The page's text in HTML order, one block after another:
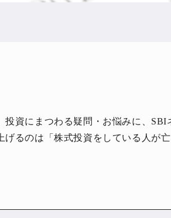
投資にまつわる疑問・お悩みに、
げるのは「株式投資をしている人が